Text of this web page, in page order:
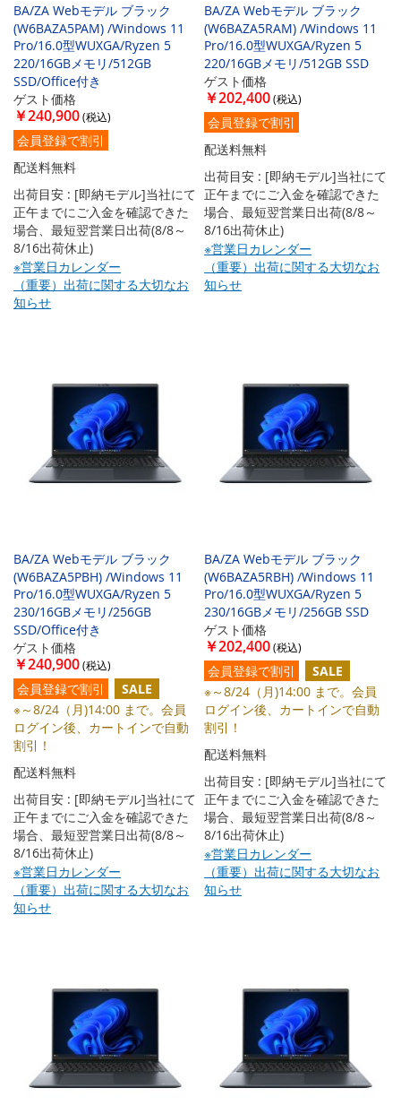
BA/ZA Webモデル ブラック
(W6BAZA5PAM) /Windows 11
Pro/16.0型WUXGA/Ryzen 5
220/16GBメモリ/512GB
SSD/Office付き
ゲスト価格
￥240,900
会員登録で割引
配送料無料
出荷目安 : [即納モデル]当社にて
正午までにご入金を確認できた
場合、最短翌営業日出荷(8/8～
8/16出荷休止)
※営業日カレンダー
（重要）出荷に関する大切なお
知らせ
BA/ZA Webモデル ブラック
(W6BAZA5RAM) /Windows 11
Pro/16.0型WUXGA/Ryzen 5
220/16GBメモリ/512GB SSD
ゲスト価格
￥202,400
会員登録で割引
配送料無料
出荷目安 : [即納モデル]当社にて
正午までにご入金を確認できた
場合、最短翌営業日出荷(8/8～
8/16出荷休止)
※営業日カレンダー
（重要）出荷に関する大切なお
知らせ
BA/ZA Webモデル ブラック
(W6BAZA5PBH) /Windows 11
Pro/16.0型WUXGA/Ryzen 5
230/16GBメモリ/256GB
SSD/Office付き
ゲスト価格
￥240,900
会員登録で割引
SALE
※～8/24（月)14:00 まで。会員
ログイン後、カートインで自動
割引！
配送料無料
出荷目安 : [即納モデル]当社にて
正午までにご入金を確認できた
場合、最短翌営業日出荷(8/8～
8/16出荷休止)
※営業日カレンダー
（重要）出荷に関する大切なお
知らせ
BA/ZA Webモデル ブラック
(W6BAZA5RBH) /Windows 11
Pro/16.0型WUXGA/Ryzen 5
230/16GBメモリ/256GB SSD
ゲスト価格
￥202,400
会員登録で割引
SALE
※～8/24（月)14:00 まで。会員
ログイン後、カートインで自動
割引！
配送料無料
出荷目安 : [即納モデル]当社にて
正午までにご入金を確認できた
場合、最短翌営業日出荷(8/8～
8/16出荷休止)
※営業日カレンダー
（重要）出荷に関する大切なお
知らせ